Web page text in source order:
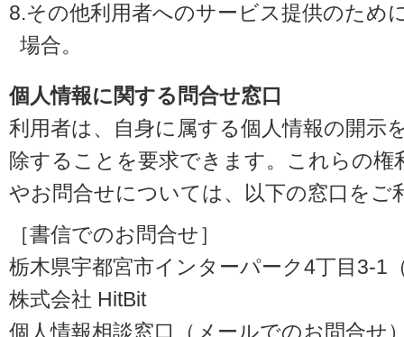
8.その他利用者へのサービス提供のため
場合。
個人情報に関する問合せ窓口
利用者は、自身に属する個人情報の開示
除することを要求できます。これらの権
やお問合せについては、以下の窓口をご
［書信でのお問合せ］
栃木県宇都宮市インターパーク4丁目3-1
株式会社 HitBit
個人情報相談窓口（メールでのお問合せ